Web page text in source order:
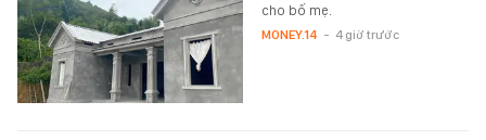
cho bố mẹ.
MONEY.14 - 4 giờ trước